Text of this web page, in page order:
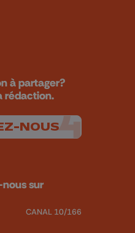
à partager?
rédaction.
NOUS
sur
CANAL 10/166